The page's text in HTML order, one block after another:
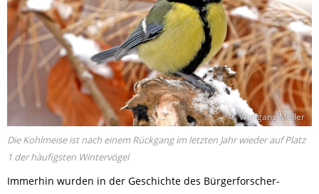
© Wolfgang Müller
Die Kohlmeise ist nach einem Rückgang im letzten Jahr wieder auf Platz
1 der häufigsten Wintervögel
Immerhin wurden in der Geschichte des Bürgerforscher-